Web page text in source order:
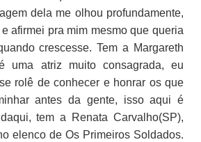
dela me olhou profundamente,
afirmei pra mim mesmo que queria
crescesse. Tem a Margareth
uma atriz muito consagrada, eu
rolê de conhecer e honrar os que
antes da gente, isso aqui é
tem a Renata Carvalho(SP),
elenco de Os Primeiros Soldados.